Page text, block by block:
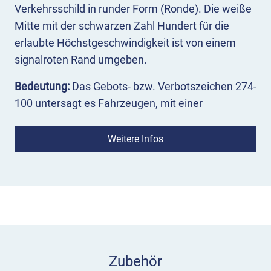
Verkehrsschild in runder Form (Ronde). Die weiße
Mitte mit der schwarzen Zahl Hundert für die
erlaubte Höchstgeschwindigkeit ist von einem
signalroten Rand umgeben.
Bedeutung: Das Gebots- bzw. Verbotszeichen 274-
100 untersagt es Fahrzeugen, mit einer
Bedingungen (s. VwV-StVO) kann es mit
Weitere Infos
Zubehör